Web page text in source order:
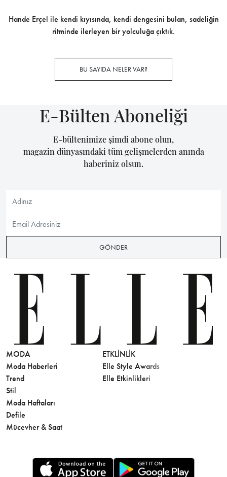
Hande Erçel ile kendi kıyısında, kendi dengesini bulan, sadeliğin
ritminde ilerleyen bir yolculuğa çıktık.
BU SAYIDA NELER VAR?
E-Bülten Aboneliği
E-bültenimize şimdi abone olun,
magazin dünyasındaki tüm gelişmelerden anında
haberiniz olsun.
GÖNDER
MODA
Moda Haberleri
Trend
Stil
Moda Haftaları
Defile
Mücevher & Saat
ETKLINLIK
Elle Style Awards
Elle Etkinlikleri